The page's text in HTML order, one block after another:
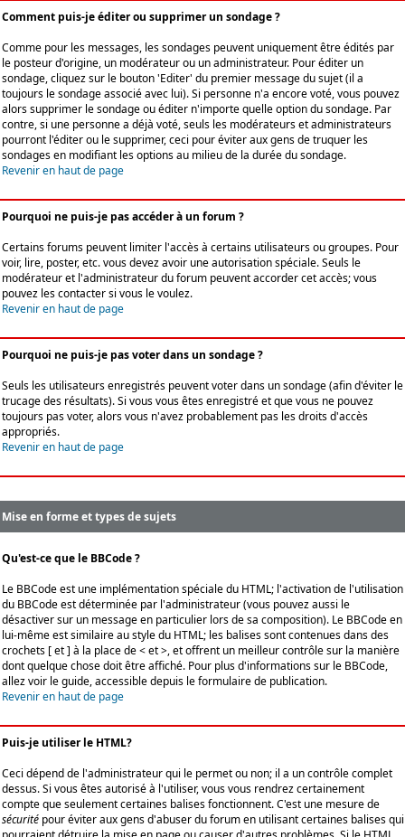
Comment puis-je éditer ou supprimer un sondage ?
Comme pour les messages, les sondages peuvent uniquement être édités par
le posteur d'origine, un modérateur ou un administrateur. Pour éditer un
sondage, cliquez sur le bouton 'Editer' du premier message du sujet (il a
toujours le sondage associé avec lui). Si personne n'a encore voté, vous pouvez
alors supprimer le sondage ou éditer n'importe quelle option du sondage. Par
contre, si une personne a déjà voté, seuls les modérateurs et administrateurs
pourront l'éditer ou le supprimer, ceci pour éviter aux gens de truquer les
sondages en modifiant les options au milieu de la durée du sondage.
Revenir en haut de page
Pourquoi ne puis-je pas accéder à un forum ?
Certains forums peuvent limiter l'accès à certains utilisateurs ou groupes. Pour
voir, lire, poster, etc. vous devez avoir une autorisation spéciale. Seuls le
modérateur et l'administrateur du forum peuvent accorder cet accès; vous
pouvez les contacter si vous le voulez.
Revenir en haut de page
Pourquoi ne puis-je pas voter dans un sondage ?
Seuls les utilisateurs enregistrés peuvent voter dans un sondage (afin d'éviter le
trucage des résultats). Si vous vous êtes enregistré et que vous ne pouvez
toujours pas voter, alors vous n'avez probablement pas les droits d'accès
appropriés.
Revenir en haut de page
Mise en forme et types de sujets
Qu'est-ce que le BBCode ?
Le BBCode est une implémentation spéciale du HTML; l'activation de l'utilisation
du BBCode est déterminée par l'administrateur (vous pouvez aussi le
désactiver sur un message en particulier lors de sa composition). Le BBCode en
lui-même est similaire au style du HTML; les balises sont contenues dans des
crochets [ et ] à la place de < et >, et offrent un meilleur contrôle sur la manière
dont quelque chose doit être affiché. Pour plus d'informations sur le BBCode,
allez voir le guide, accessible depuis le formulaire de publication.
Revenir en haut de page
Puis-je utiliser le HTML?
Ceci dépend de l'administrateur qui le permet ou non; il a un contrôle complet
dessus. Si vous êtes autorisé à l'utiliser, vous vous rendrez certainement
compte que seulement certaines balises fonctionnent. C'est une mesure de
sécurité pour éviter aux gens d'abuser du forum en utilisant certaines balises qui